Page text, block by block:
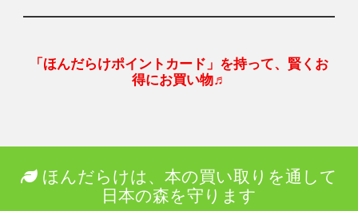
「ほんだらけポイントカード」を持って、賢くお
得にお買い物♬
ほんだらけは、本の買い取りを通して
日本の森を守ります